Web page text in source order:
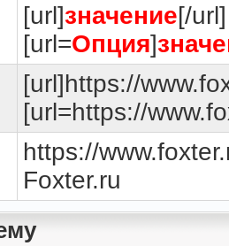
[url]значение[/url]
[url=Опция]
[url]https://
[url=https://
https://
Foxter.ru